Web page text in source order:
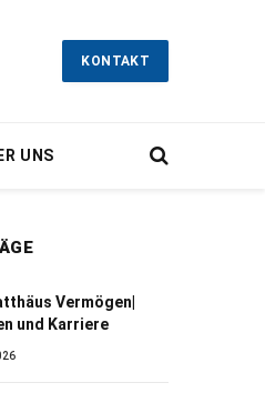
KONTAKT
UNS
Vermögen|
und Karriere